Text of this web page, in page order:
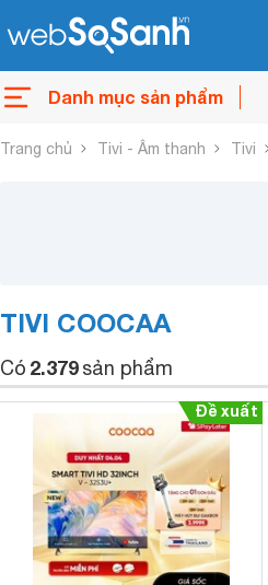
Danh mục sản phẩm
Trang chủ Tivi - Âm thanh Tivi
TIVI COOCAA
Có 2.379sản phẩm